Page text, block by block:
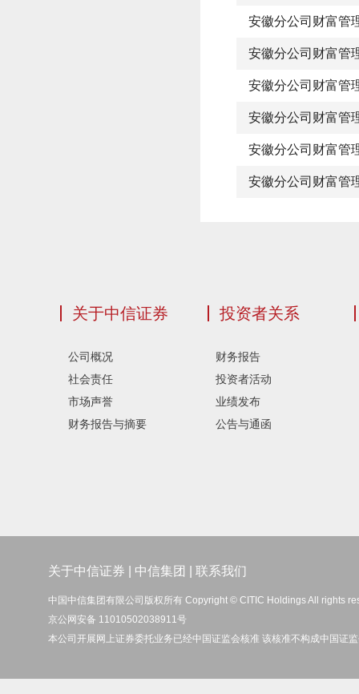
安徽分公司财富管
安徽分公司财富管
安徽分公司财富管
安徽分公司财富管
安徽分公司财富管
安徽分公司财富管
关于中信证券
公司概况
社会责任
市场声誉
财务报告与摘要
投资者关系
财务报告
投资者活动
业绩发布
公告与通函
关于中信证券 中信集团 联系我们
中国中信集团有限公司版权所有 Copyright © CITIC Holdings All rights
京公网安备 11010502038911号
本公司开展网上证券委托业务已经中国证监会核准 该核准不构成中国证